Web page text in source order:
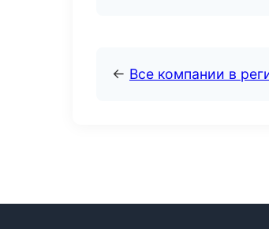
← Все компании в